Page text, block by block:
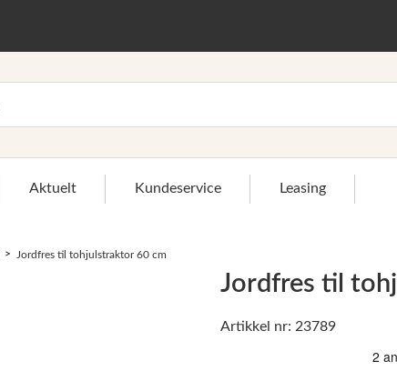
Aktuelt Kundeservice Leasing
Jordfres til tohjulstraktor 60 cm
Jordfres til
Artikkel nr: 23789